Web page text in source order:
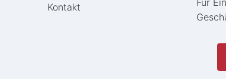
Kontakt